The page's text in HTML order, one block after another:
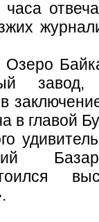
часа
завод,
в главой